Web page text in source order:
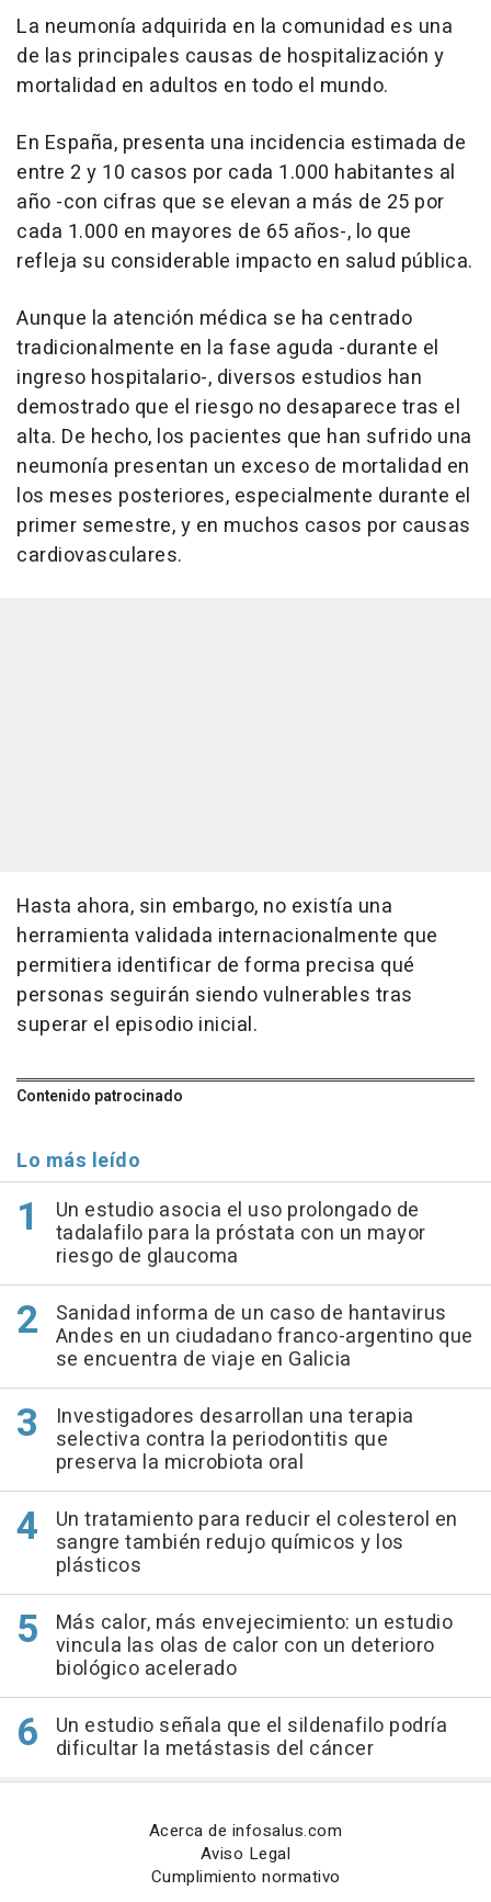
La neumonía adquirida en la comunidad es una
de las principales causas de hospitalización y
mortalidad en adultos en todo el mundo.
En España, presenta una incidencia estimada de
entre 2 y 10 casos por cada 1.000 habitantes al
año -con cifras que se elevan a más de 25 por
cada 1.000 en mayores de 65 años-, lo que
refleja su considerable impacto en salud pública.
Aunque la atención médica se ha centrado
tradicionalmente en la fase aguda -durante el
ingreso hospitalario-, diversos estudios han
demostrado que el riesgo no desaparece tras el
alta. De hecho, los pacientes que han sufrido una
neumonía presentan un exceso de mortalidad en
los meses posteriores, especialmente durante el
primer semestre, y en muchos casos por causas
cardiovasculares.
Hasta ahora, sin embargo, no existía una
herramienta validada internacionalmente que
permitiera identificar de forma precisa qué
personas seguirán siendo vulnerables tras
superar el episodio inicial.
Contenido patrocinado
Lo más leído
Un estudio asocia el uso prolongado de
tadalafilo para la próstata con un mayor
riesgo de glaucoma
Sanidad informa de un caso de hantavirus
Andes en un ciudadano franco-argentino que
se encuentra de viaje en Galicia
Investigadores desarrollan una terapia
selectiva contra la periodontitis que
preserva la microbiota oral
Un tratamiento para reducir el colesterol en
sangre también redujo químicos y los
plásticos
Más calor, más envejecimiento: un estudio
vincula las olas de calor con un deterioro
biológico acelerado
Un estudio señala que el sildenafilo podría
dificultar la metástasis del cáncer
Acerca de infosalus.com
Aviso Legal
Cumplimiento normativo